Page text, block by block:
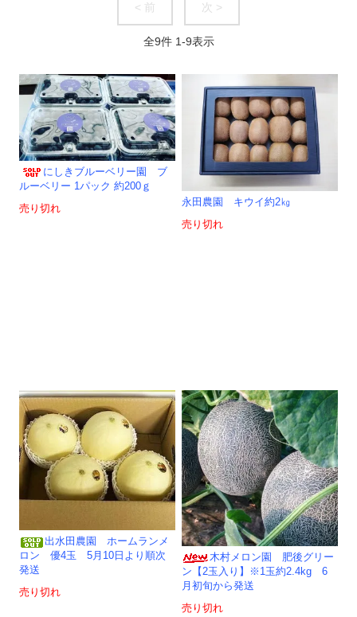
< 前 次 >
全9件 1-9表示
にしきブルーベリー園 ブ
ルーベリー 1パック 約200ｇ
売り切れ
永田農園 キウイ約2㎏
売り切れ
出水田農園 ホームランメ
ロン 優4玉 5月10日より順次
発送
売り切れ
木村メロン園 肥後グリー
ン【2玉入り】※1玉約2.4kg 6
月初旬から発送
売り切れ